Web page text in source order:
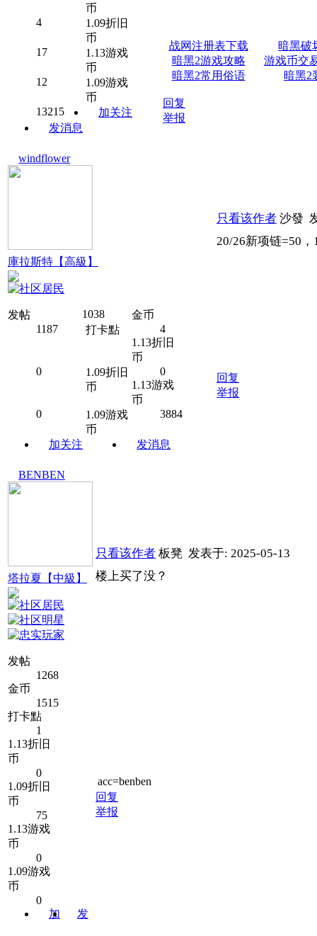
币
4
1.09折旧
币
17
1.13游戏
币
12
1.09游戏
币
13215
加关注
发消息
战网注册表下载
暗黑破
暗黑2游戏攻略
游戏币交
暗黑2常用俗语
暗黑2
回复
举报
windflower
庫拉斯特【高級】
发帖 1038
金币
1187
打卡點
4
1.13折旧
币
0
1.09折旧
币
0
1.13游戏
币
0
1.09游戏
币
3884
加关注 发消息
只看该作者 沙發
20/26新项链=50
回复
举报
BENBEN
塔拉夏【中級】
发帖
1268
金币
1515
打卡點
1
1.13折旧
币
0
1.09折旧
币
75
1.13游戏
币
0
1.09游戏
币
0
加
发
只看该作者 板凳 发表于: 2025-05-13
楼上买了没？
acc=benben
回复
举报